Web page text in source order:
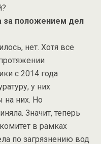
за положением дел
нет. Хотя все
с 2014 года
у них
на них. Но
Значит, теперь
в рамках
по загрязнению вод